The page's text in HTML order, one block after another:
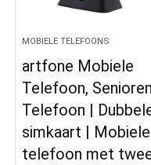
MOBIELE TELEFOONS
artfone Mobiele
Telefoon, Senioren
Telefoon |
simkaart | Mobiele
telefoon met